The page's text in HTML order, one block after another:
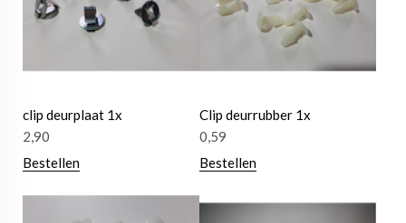
clip deurplaat 1x
2,90
Bestellen
Clip deurrubber 1x
0,59
Bestellen